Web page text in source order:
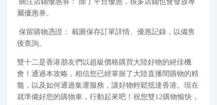
屬優惠券。
保留購物憑證： 截圖保存訂單詳情、優惠記錄，以備售
後查詢。
雙十二是香港朋友們以超級價格購買大陸好物的絕佳機
會！通過本攻略，相信您已經掌握了大陸直播間購物的精
髓，以及如何通過集運服務，讓好物輕鬆抵達香港。現在
就準備好您的購物車，行動起來吧！祝您雙12購物愉快，